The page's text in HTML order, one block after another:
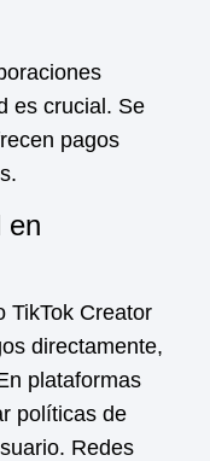
es crucial. Se
pagos
en
TikTok Creator
directamente,
plataformas
políticas de
Redes